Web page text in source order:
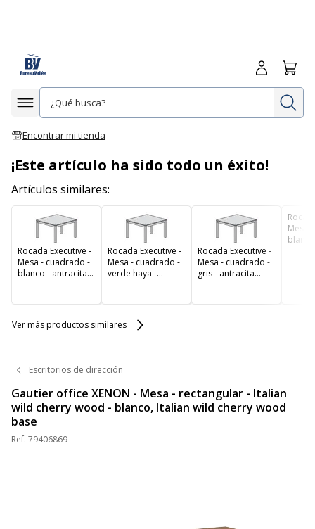
Afficher la navigation
Encontrar mi tienda
Iniciar
¡Este artículo ha sido todo un éxito!
Artículos similares:
Rocada Executive -
Mesa - cuadrado -
blanco - antracita
Rocada Executive -
Mesa - cuadrado -
verde haya -
Rocada Executive -
Mesa - cuadrado -
gris - antracita
Mesa
Ver más productos similares
Escritorios de dirección
Gautier office XENON - Mesa - rectangular - Italian
wild cherry wood - blanco, Italian wild cherry wood
base
Ref. 79406869